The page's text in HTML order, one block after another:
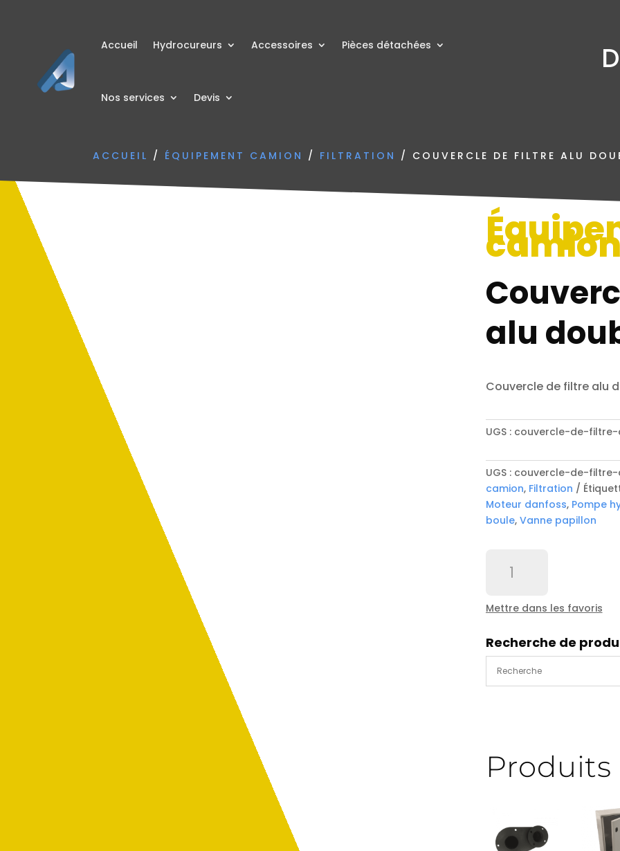
Accueil Hydrocureurs Accessoires Pièces détachées
Nos services Devis
ACCUEIL / ÉQUIPEMENT CAMION / FILTRATION / COUVERCLE DE FILTRE ALU
alu
Couvercle de filtre alu
UGS : couvercle-de-
UGS : couvercle-de-
camion, Filtration
Moteur danfoss, Pompe
boule, Vanne papillon
de
alu
double
Mettre dans les favoris
Recherche de